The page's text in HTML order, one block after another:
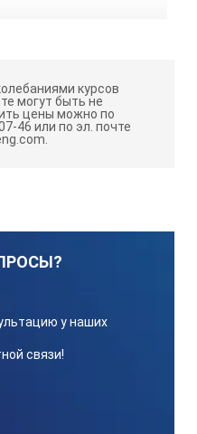
UH-
курсов
могут быть не
цены можно по
46 или по эл. почте
у наших
связи!